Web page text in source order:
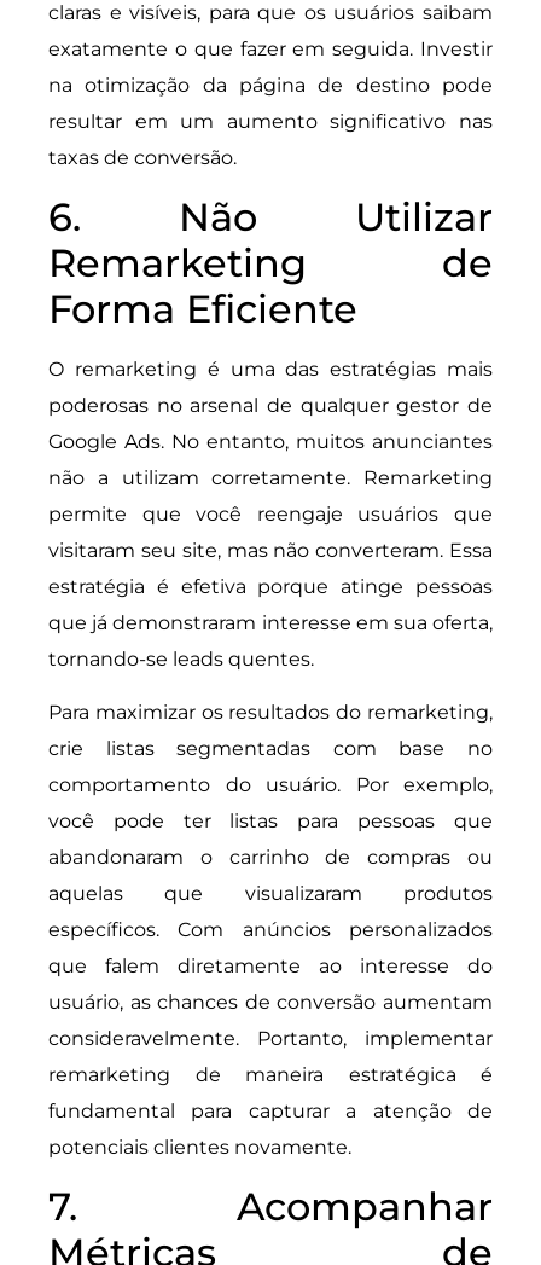
claras e visíveis, para que os usuários saibam
exatamente o que fazer em seguida. Investir
na otimização da página de destino pode
resultar em um aumento significativo nas
taxas de conversão.
6. Não Utilizar
Remarketing de
Forma Eficiente
O remarketing é uma das estratégias mais
poderosas no arsenal de qualquer gestor de
Google Ads. No entanto, muitos anunciantes
não a utilizam corretamente. Remarketing
permite que você reengaje usuários que
visitaram seu site, mas não converteram. Essa
estratégia é efetiva porque atinge pessoas
que já demonstraram interesse em sua oferta,
tornando-se leads quentes.
Para maximizar os resultados do remarketing,
crie listas segmentadas com base no
comportamento do usuário. Por exemplo,
você pode ter listas para pessoas que
abandonaram o carrinho de compras ou
aquelas que visualizaram produtos
específicos. Com anúncios personalizados
que falem diretamente ao interesse do
usuário, as chances de conversão aumentam
consideravelmente. Portanto, implementar
remarketing de maneira estratégica é
fundamental para capturar a atenção de
potenciais clientes novamente.
7. Acompanhar
Métricas de